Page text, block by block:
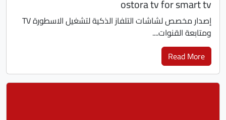
ostora tv for smart tv
إصدار مخصص لشاشات التلفاز الذكية لتشغيل الاسطورة TV
ومتابعة القنوات....
Read More